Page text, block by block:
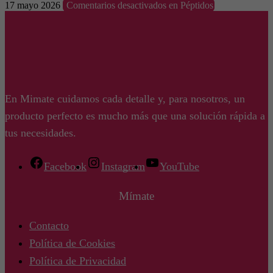
17 mayo 2026 Comentarios desactivados en Péptidos
En Mimate cuidamos cada detalle y, para nosotros, un
producto perfecto es mucho más que una solución rápida a
tus necesidades.
Facebook Instagram YouTube
Mímate
Contacto
Política de Cookies
Política de Privacidad